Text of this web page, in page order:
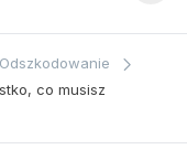
Odszkodowanie
co musisz